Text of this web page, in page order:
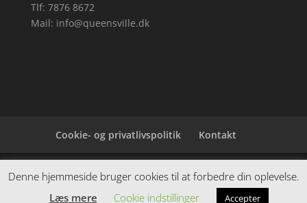
Tlf: 7876 8672
Mail: info@queensville.dk
Cookie- og privatlivspolitik Kontakt
Denne hjemmeside samler et bredt udvalg af
spændende varer. Siden er et affiiliatesite, og nogle
Denne hjemmeside bruger cookies til at forbedre din oplevelse.
Læs mere
Cookie indstillinger Accepter